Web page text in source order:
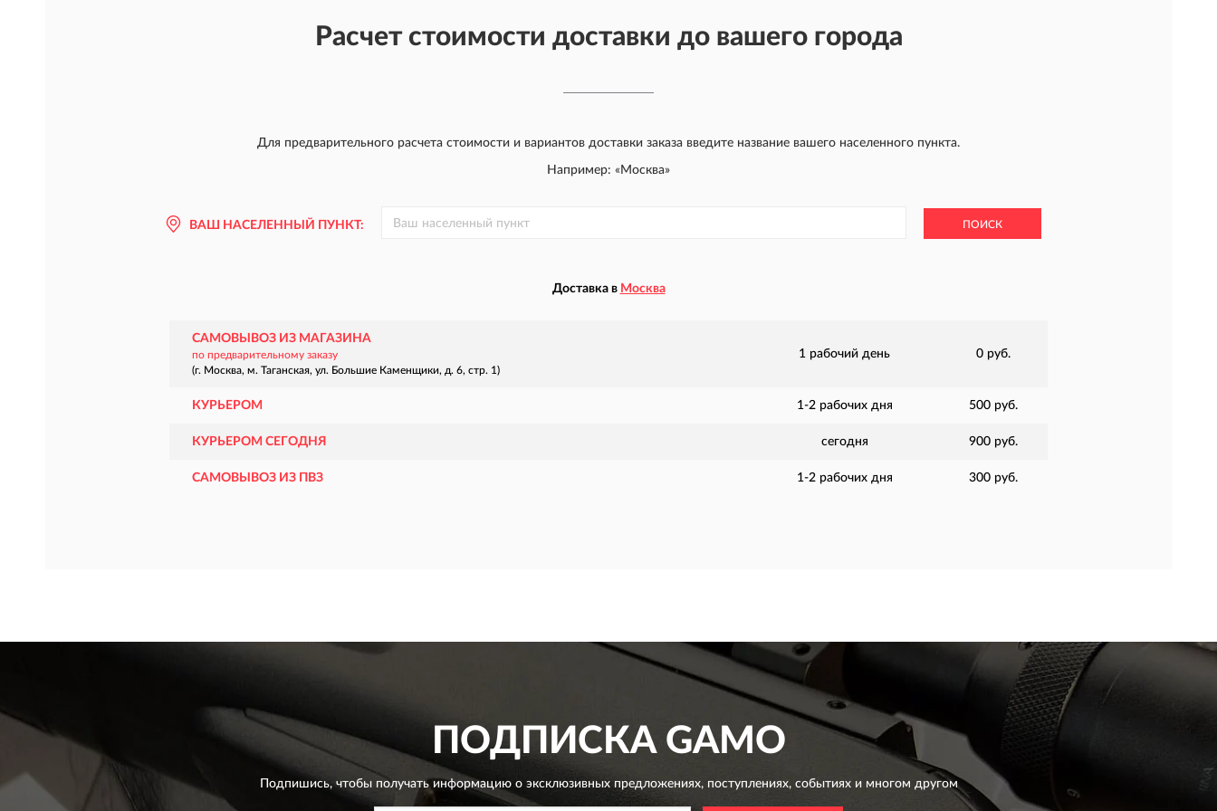
Расчет стоимости доставки до вашего города
Для предварительного расчета стоимости и вариантов доставки заказа введите название вашего населенного пункта.
Например: «Москва»
ВАШ НАСЕЛЕННЫЙ ПУНКТ: ПОИСК
Доставка в Москва
САМОВЫВОЗ ИЗ МАГАЗИНА
по предварительному заказу
(г. Москва, м. Таганская, ул. Большие Каменщики, д. 6, стр. 1)
1 рабочий день 0 руб.
КУРЬЕРОМ 1-2 рабочих дня 500 руб.
КУРЬЕРОМ СЕГОДНЯ сегодня 900 руб.
САМОВЫВОЗ ИЗ ПВЗ 1-2 рабочих дня 300 руб.
ПОДПИСКАGAMO
Подпишись, чтобы получать информацию о эксклюзивных предложениях,поступлениях, событиях и многом другом